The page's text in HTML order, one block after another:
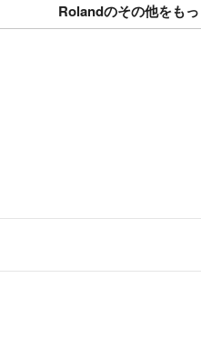
Rolandのその他をも